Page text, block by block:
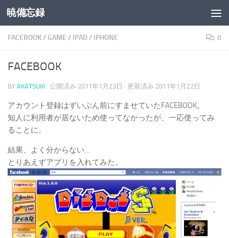
コンテンツへスキップ
暁備忘録
FACEBOOK/ GAME / IPAD / IPHONE 0
FACEBOOK
BY AKATSUKI · 公開済み 2011年1月23日 · 更新済み 2011年1月22日
アカウント登録はずいぶん前にすませていたFACEBOOK。
知人に利用者が居ないため使ってなかったが、一応使ってみ
ることに。
結果、よく分からない…
とりあえずアプリを入れてみた。